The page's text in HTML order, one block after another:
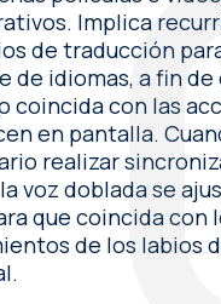
Implica
de traducción
de idiomas, a fin de
coincida con las
en pantalla.
realizar
voz doblada se
que coincida con
de los labios